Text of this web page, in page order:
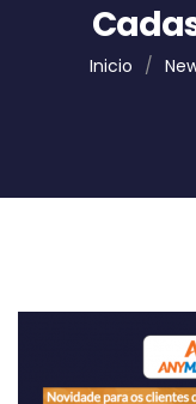
Inicio /